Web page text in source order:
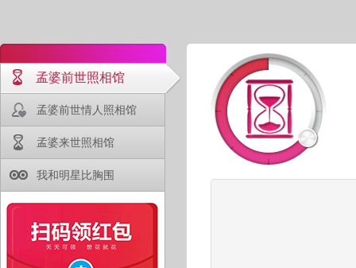
孟婆前世照相馆
孟婆前世情人照相馆
孟婆来世照相馆
我和明星比胸围